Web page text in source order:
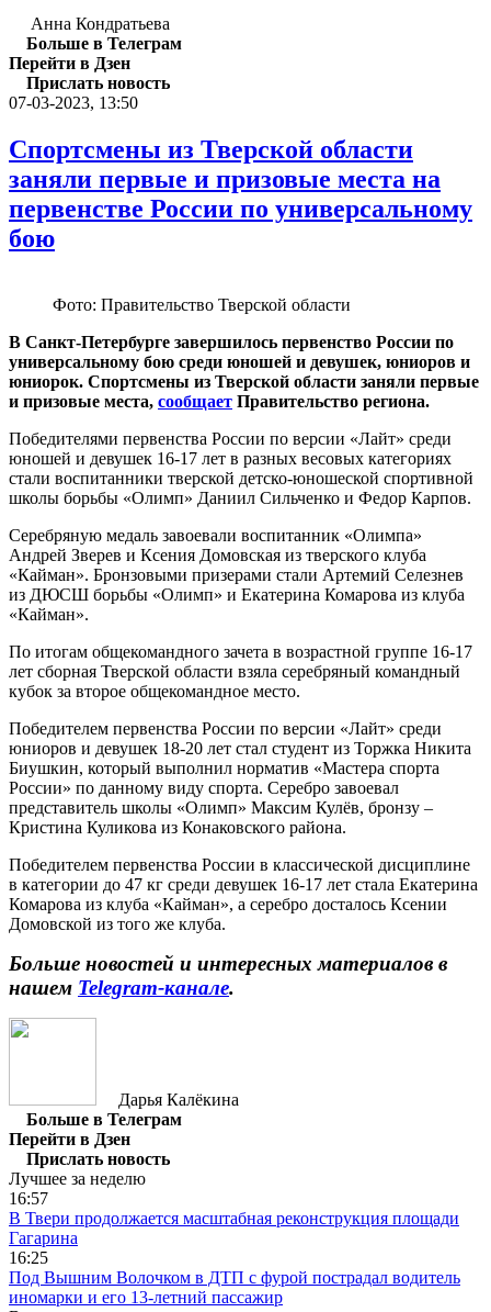
Анна Кондратьева
Больше в Телеграм
Перейти в Дзен
Прислать новость
07-03-2023, 13:50
Спортсмены из Тверской области
заняли первые и призовые места на
первенстве России по универсальному
бою
Фото: Правительство Тверской области
В Санкт-Петербурге завершилось первенство России по
универсальному бою среди юношей и девушек, юниоров и
юниорок. Спортсмены из Тверской области заняли первые
и призовые места, сообщает Правительство региона.
Победителями первенства России по версии «Лайт» среди
юношей и девушек 16-17 лет в разных весовых категориях
стали воспитанники тверской детско-юношеской спортивной
школы борьбы «Олимп» Даниил Сильченко и Федор Карпов.
Серебряную медаль завоевали воспитанник «Олимпа»
Андрей Зверев и Ксения Домовская из тверского клуба
«Кайман». Бронзовыми призерами стали Артемий Селезнев
из ДЮСШ борьбы «Олимп» и Екатерина Комарова из клуба
«Кайман».
По итогам общекомандного зачета в возрастной группе 16-17
лет сборная Тверской области взяла серебряный командный
кубок за второе общекомандное место.
Победителем первенства России по версии «Лайт» среди
юниоров и девушек 18-20 лет стал студент из Торжка Никита
Биушкин, который выполнил норматив «Мастера спорта
России» по данному виду спорта. Серебро завоевал
представитель школы «Олимп» Максим Кулёв, бронзу –
Кристина Куликова из Конаковского района.
Победителем первенства России в классической дисциплине
в категории до 47 кг среди девушек 16-17 лет стала Екатерина
Комарова из клуба «Кайман», а серебро досталось Ксении
Домовской из того же клуба.
Больше новостей и интересных материалов в
нашем Telegram-канале.
Дарья Калёкина
Больше в Телеграм
Перейти в Дзен
Прислать новость
Лучшее за неделю
16:57
В Твери продолжается масштабная реконструкция площади
Гагарина
16:25
Под Вышним Волочком в ДТП с фурой пострадал водитель
иномарки и его 13-летний пассажир